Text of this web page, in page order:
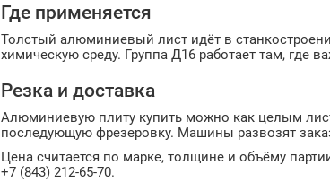
Где применяется
Толстый алюминиевый лист идёт в
химическую среду. Группа Д16 работает там, где
Резка и доставка
Алюминиевую плиту купить можно как целым
последующую фрезеровку. Машины развозят
Цена считается по марке, толщине и объёму
+7 (843) 212-65-70.